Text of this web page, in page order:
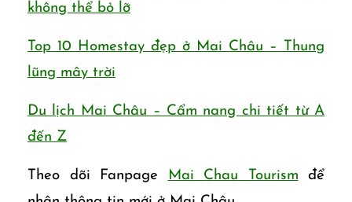
không thể bỏ lỡ
Top 10 Homestay đẹp ở Mai Châu – Thung
lũng mây trời
Du lịch Mai Châu – Cẩm nang chi tiết từ A
đến Z
Theo dõi Fanpage Mai Chau Tourism để